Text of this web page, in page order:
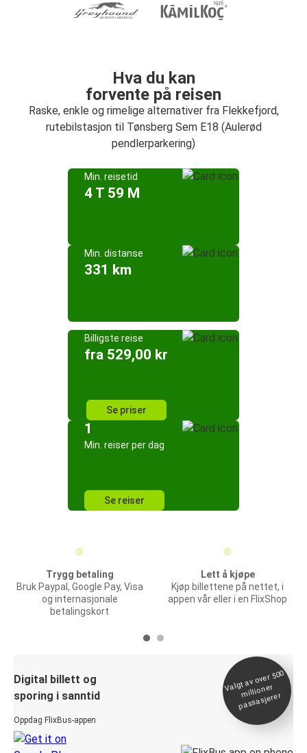
Hva du kan
forvente på reisen
Raske, enkle og rimelige alternativer fra Flekkefjord,
rutebilstasjon til Tønsberg Sem E18 (Aulerød
pendlerparkering)
Min. reisetid
4 T 59 M
Min. distanse
331 km
Billigste reise
fra 529,00 kr
Se priser
1
Min. reiser per dag
Se reiser
Trygg betaling
Bruk Paypal, Google Pay, Visa
og internasjonale
betalingskort
Lett å kjøpe
Kjøp billettene på nettet, i
appen vår eller i en FlixShop
Digital billett og
sporing i sanntid
Oppdag FlixBus-appen
Valgt av over 500
millioner
passasjerer